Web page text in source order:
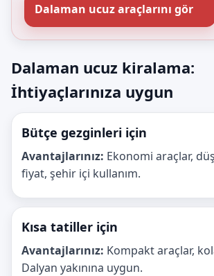
Dalaman ucuz araçlarını gör
Dalaman ucuz kiralama:
İhtiyaçlarınıza uygun
Bütçe gezginleri için
Avantajlarınız: Ekonomi araçlar,
fiyat, şehir içi kullanım.
Kısa tatiller için
Avantajlarınız: Kompakt araçlar,
Dalyan yakınına uygun.